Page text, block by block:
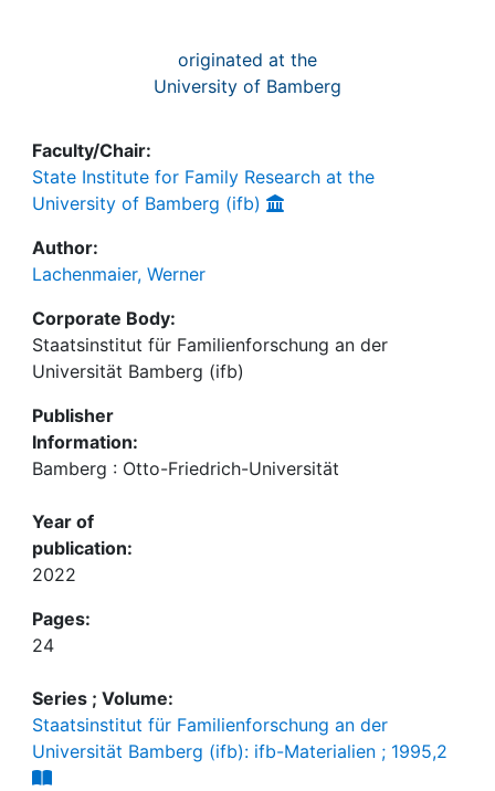
originated at the
University of Bamberg
Faculty/Chair:
State Institute for Family Research at the
University of Bamberg (ifb)
Author:
Lachenmaier, Werner
Corporate Body:
Staatsinstitut für Familienforschung an der
Universität Bamberg (ifb)
Publisher
Information:
Bamberg : Otto-Friedrich-Universität
Year of
publication:
2022
Pages:
24
Series ; Volume:
Staatsinstitut für Familienforschung an der
Universität Bamberg (ifb): ifb-Materialien ; 1995,2